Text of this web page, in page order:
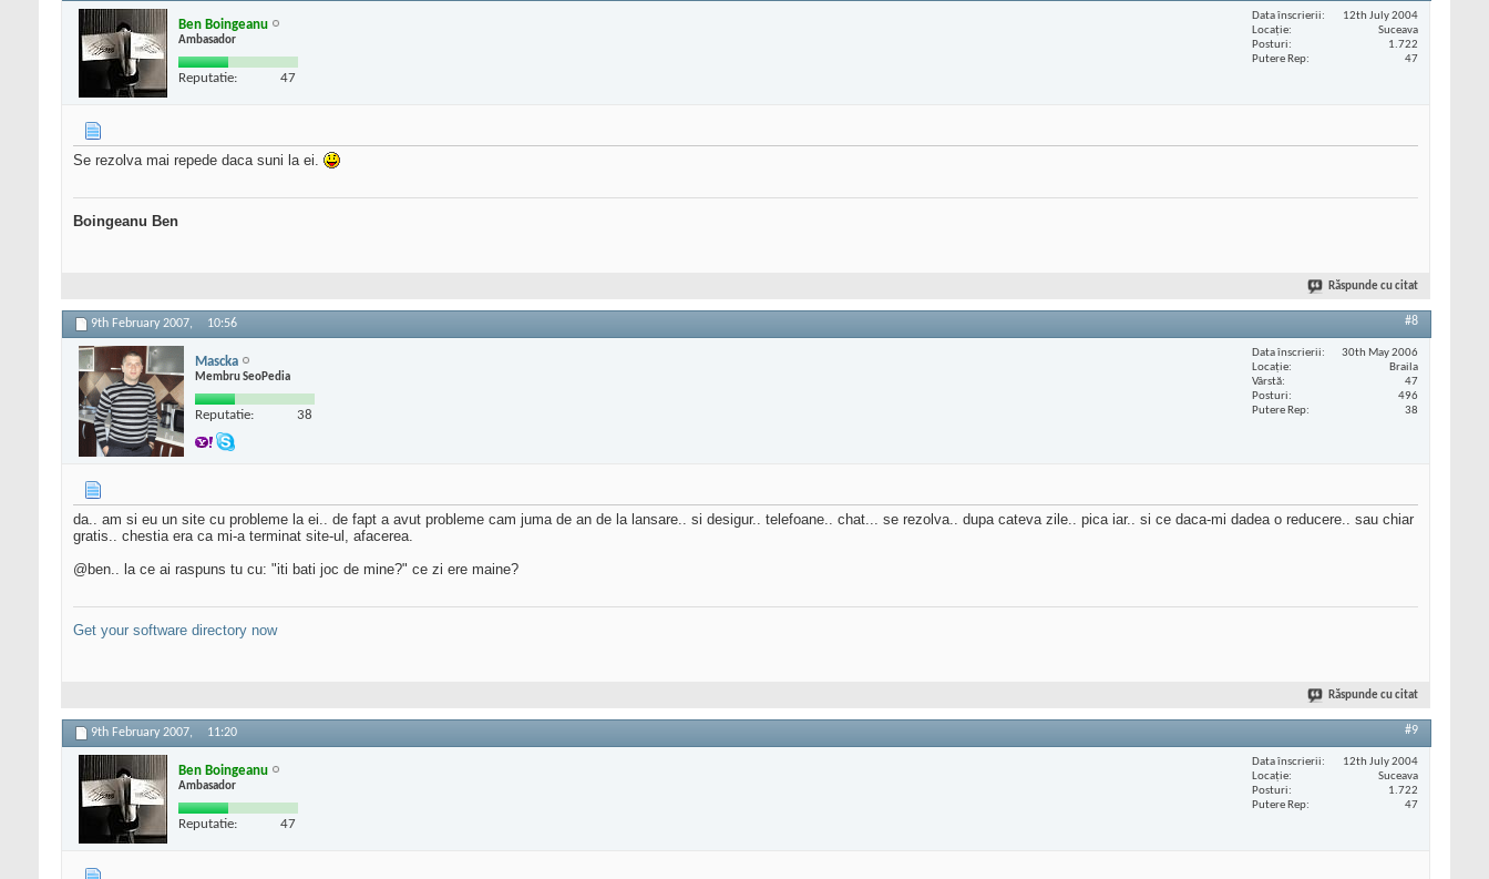
Ben Boingeanu
Ambasador
Reputatie: 47
Data înscrierii
12th July 2004
Locaţie
Suceava
Posturi
1.722
Putere Rep
47
Se rezolva mai repede daca suni la ei.
Boingeanu Ben
Răspunde cu citat
9th February 2007, 10:56 #8
Mascka
Membru SeoPedia
Reputatie: 38
Data înscrierii
30th May 2006
Locaţie
Braila
Vârstă
47
Posturi
496
Putere Rep
38
da.. am si eu un site cu probleme la ei.. de fapt a avut probleme cam juma de an de la lansare.. si desigur.. telefoane.. chat... se rezolva.. dupa cateva zile.. pica iar.. si ce daca-mi dadea o reducere.. sau chiar
gratis.. chestia era ca mi-a terminat site-ul, afacerea.
@ben.. la ce ai raspuns tu cu: "iti bati joc de mine?" ce zi ere maine?
Get your software directory now
Răspunde cu citat
9th February 2007, 11:20 #9
Ben Boingeanu
Ambasador
Reputatie: 47
Data înscrierii
12th July 2004
Locaţie
Suceava
Posturi
1.722
Putere Rep
47